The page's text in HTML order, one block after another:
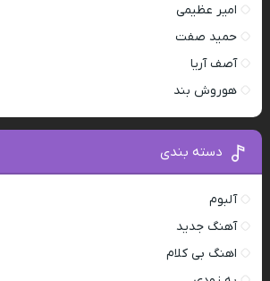
امیر عظیمی
حمید صفت
آصف آریا
هوروش بند
دسته بندی
آلبوم
آهنگ جدید
اهنگ بی کلام